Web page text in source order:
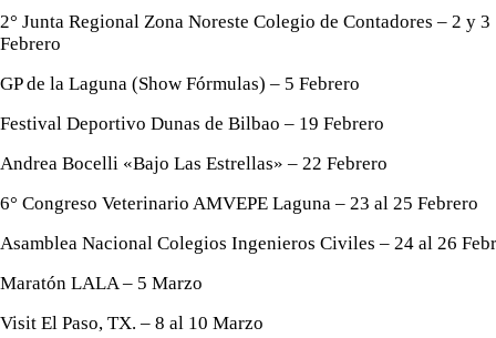
2° Junta Regional Zona Noreste Colegio de Contadores – 2 y 3
Febrero
GP de la Laguna (Show Fórmulas) – 5 Febrero
Festival Deportivo Dunas de Bilbao – 19 Febrero
Andrea Bocelli «Bajo Las Estrellas» – 22 Febrero
6° Congreso Veterinario AMVEPE Laguna – 23 al 25 Febrero
Asamblea Nacional Colegios Ingenieros Civiles – 24 al 26
Maratón LALA – 5 Marzo
Visit El Paso, TX. – 8 al 10 Marzo